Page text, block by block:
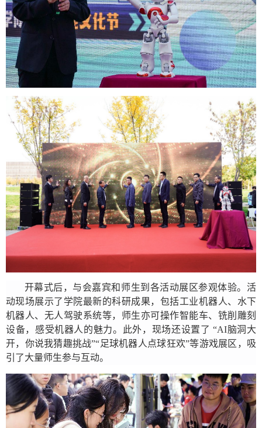
开幕式后，与会嘉宾和师生到各活动展区参观体验。活
动现场展示了学院最新的科研成果，包括工业机器人、水下
机器人、无人驾驶系统等，师生亦可操作智能车、铣削雕刻
设备，感受机器人的魅力。此外，现场还设置了 “AI脑洞大
开，你说我猜趣挑战”“足球机器人点球狂欢”等游戏展区，吸
引了大量师生参与互动。